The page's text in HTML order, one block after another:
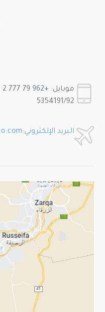
5354191/92
البريد الإلكتروني:info@mobedco.com